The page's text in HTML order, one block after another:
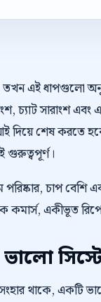
তখন এই
চ্যাট সারাংশ
দিয়ে শেষ করতে
গুরুত্বপূর্ণ।
চাপ বেশি
একীভূত
থাকে, একটি